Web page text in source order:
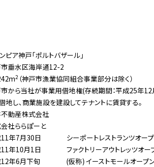
ピア神戸「ポルトバザール」
垂水区海岸通12-2
2（神戸市漁業協同組合事業部分は除く）
から当社が事業用借地権(存続期間：平成25年
地し、商業施設を建設してテナントに賃貸する。
動産株式会社
社ららぽーと
年7月30日
シーポートレストランツオー
年10月1日
ファクトリーアウトレッツオー
年6月下旬
(仮称) イーストモールオープ